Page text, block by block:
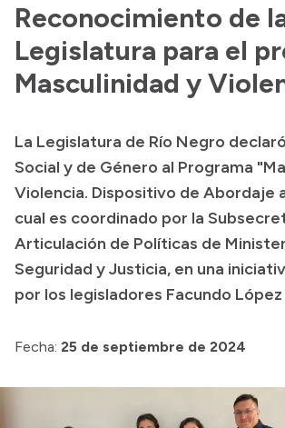
Archivo de noticias
Transparencia
Boletín Oficial
Compras y licitaciones
Consulta de expedientes
Consulta de pago a proveedores
Convocatorias
Intranet
Reconocimiento de
Legislatura para el
Masculinidad y
La Legislatura de Río Negro
Social y de Género al Programa
Violencia. Dispositivo de Abordaje
cual es coordinado por la
Articulación de Políticas de
Seguridad y Justicia, en una
por los legisladores Facundo López
Fecha: 25 de septiembre de 2024